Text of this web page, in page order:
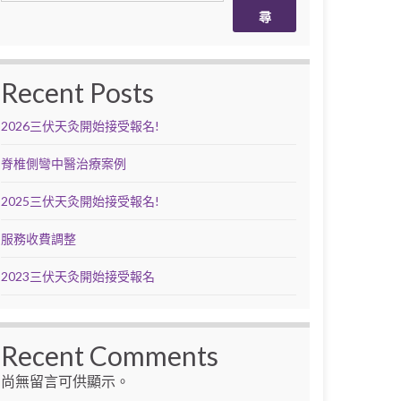
尋
Recent Posts
2026三伏天灸開始接受報名!
脊椎側彎中醫治療案例
2025三伏天灸開始接受報名!
服務收費調整
2023三伏天灸開始接受報名
Recent Comments
尚無留言可供顯示。